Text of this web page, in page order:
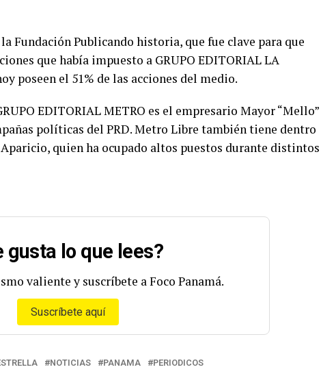
Fundación Publicando historia, que fue clave para que
que había impuesto a GRUPO EDITORIAL LA
poseen el 51% de las acciones del medio.
EDITORIAL METRO es el empresario Mayor “Mello”
políticas del PRD. Metro Libre también tiene dentro
quien ha ocupado altos puestos durante distintos
gusta lo que lees?
valiente y suscríbete a Foco Panamá.
Suscríbete aquí
NOTICIAS PANAMA PERIODICOS